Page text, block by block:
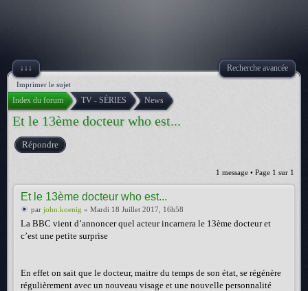
↓↓↓ Recherche avancée
Imprimer le sujet
Index du forum TV - SÉRIES News
Et le 13ème docteur who est...
Répondre
1 message • Page 1 sur 1
Et le 13ème docteur who est...
par john.koenig » Mardi 18 Juillet 2017, 16h58
La BBC vient d’annoncer quel acteur incarnera le 13ème docteur et
c’est une petite surprise
En effet on sait que le docteur, maitre du temps de son état, se régénère
régulièrement avec un nouveau visage et une nouvelle personnalité